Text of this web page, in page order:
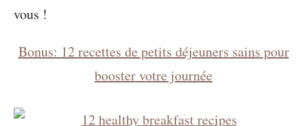
vous !
Bonus: 12 recettes de petits déjeuners sains pour
booster votre journée